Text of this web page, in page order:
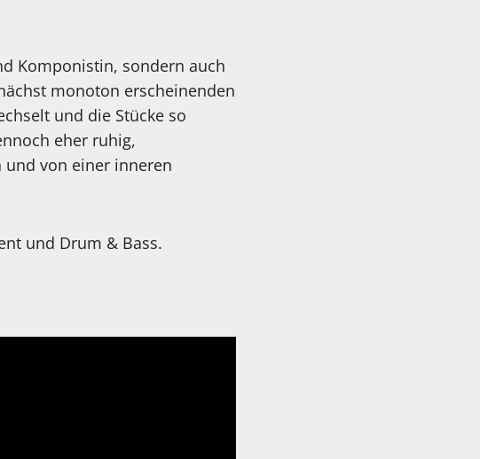
Komponistin, sondern auch
monoton erscheinenden
und die Stücke so
eher ruhig,
von einer inneren
und Drum & Bass.